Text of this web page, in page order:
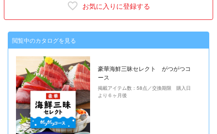
お気に入りに登録する
閲覧中のカタログを見る
豪華海鮮三昧セレクト がつがつコ
ース
掲載アイテム数：58点／交換期限 購入日
より６ヶ月後